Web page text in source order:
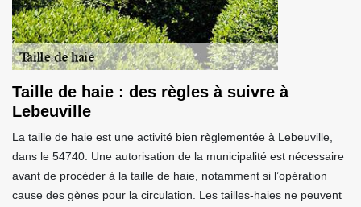
Taille de haie : des règles à suivre à
Lebeuville
La taille de haie est une activité bien règlementée à Lebeuville,
dans le 54740. Une autorisation de la municipalité est nécessaire
avant de procéder à la taille de haie, notamment si l’opération
cause des gènes pour la circulation. Les tailles-haies ne peuvent